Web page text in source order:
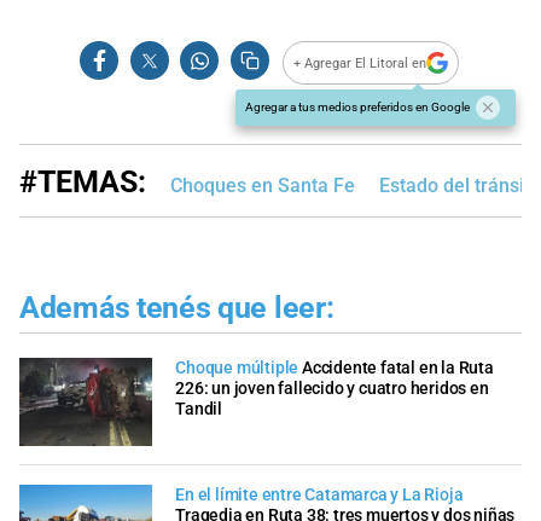
+ Agregar El Litoral en
Agregar a tus medios preferidos en Google
#TEMAS: Choques en Santa Fe Estado del tránsito
Además tenés que leer:
Choque múltiple Accidente fatal en la Ruta
226: un joven fallecido y cuatro heridos en
Tandil
En el límite entre Catamarca y La Rioja
Tragedia en Ruta 38: tres muertos y dos niñas